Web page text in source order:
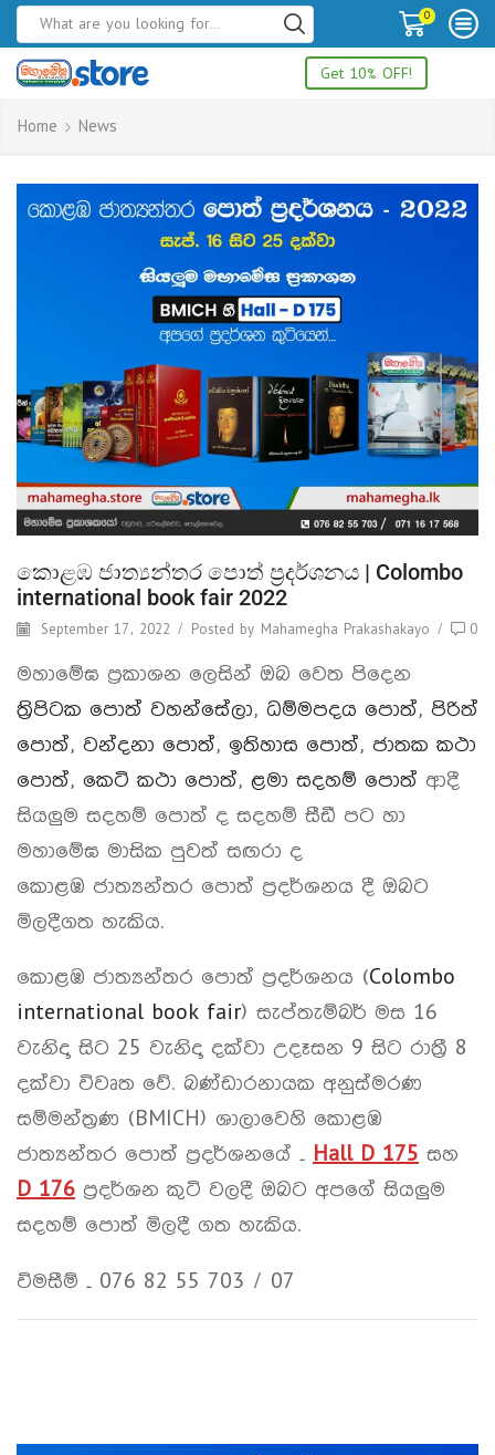
0
Get 10% OFF!
Home News
කොළඹ ජාත්‍යන්තර පොත් ප්‍රදර්ශනය | Colombo
international book fair 2022
September 17, 2022 / Posted by Mahamegha Prakashakayo / 0
මහාමේඝ ප්‍රකාශන ලෙසින් ඔබ වෙත පිදෙන
ත්‍රිපිටක පොත් වහන්සේලා, ධම්මපදය පොත්, පිරිත්
පොත්, වන්දනා පොත්, ඉතිහාස පොත්, ජාතක කථා
පොත්, කෙටි කථා පොත්, ළමා සදහම් පොත් ආදී
සියලුම සදහම් පොත් ද සදහම් සීඩී පට හා
මහාමේඝ මාසික පුවත් සඟරා ද
කොළඹ ජාත්‍යන්තර පොත් ප්‍රදර්ශනය දී ඔබට
මිලදීගත හැකිය.
කොළඹ ජාත්‍යන්තර පොත් ප්‍රදර්ශනය (Colombo
international book fair) සැප්තැම්බර් මස 16
වැනිදා සිට 25 වැනිදා දක්වා උදෑසන 9 සිට රාත්‍රී 8
දක්වා විවෘත වේ. බණ්ඩාරනායක අනුස්මරණ
සම්මන්ත්‍රණ (BMICH) ශාලාවෙහි කොළඹ
ජාත්‍යන්තර පොත් ප්‍රදර්ශනයේ – Hall D 175 සහ
D 176 ප්‍රදර්ශන කුටි වලදී ඔබට අපගේ සියලුම
සදහම් පොත් මිලදී ගත හැකිය.
විමසීම් – 076 82 55 703 / 07